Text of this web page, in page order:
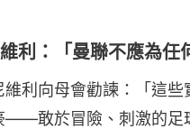
利：「曼聯不應為任
維利向母會勸諫：「這
——敢於冒險、刺激的足